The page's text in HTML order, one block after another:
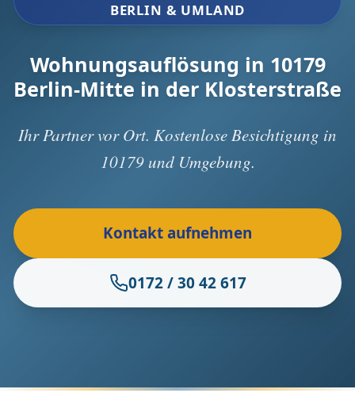
BERLIN & UMLAND
Wohnungsauflösung in 10179
Berlin-Mitte in der Klosterstraße
Ihr Partner vor Ort. Kostenlose Besichtigung in
10179 und Umgebung.
Kontakt aufnehmen
0172 / 30 42 617